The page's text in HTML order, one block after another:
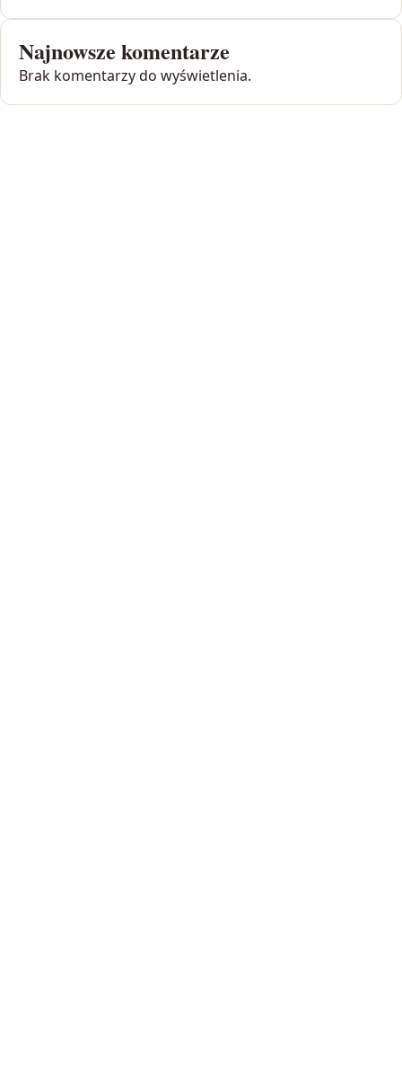
Najnowsze komentarze
Brak komentarzy do wyświetlenia.